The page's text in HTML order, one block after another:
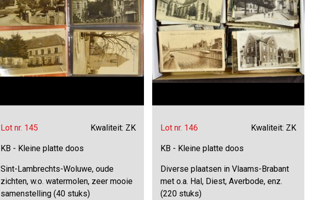
Lot nr. 145 Kwaliteit: ZK
KB - Kleine platte doos
Sint-Lambrechts-Woluwe, oude
zichten, w.o. watermolen, zeer mooie
samenstelling (40 stuks)
Lot nr. 146 Kwaliteit: ZK
KB - Kleine platte doos
Diverse plaatsen in Vlaams-Brabant
met o.a. Hal, Diest, Averbode, enz.
(220 stuks)